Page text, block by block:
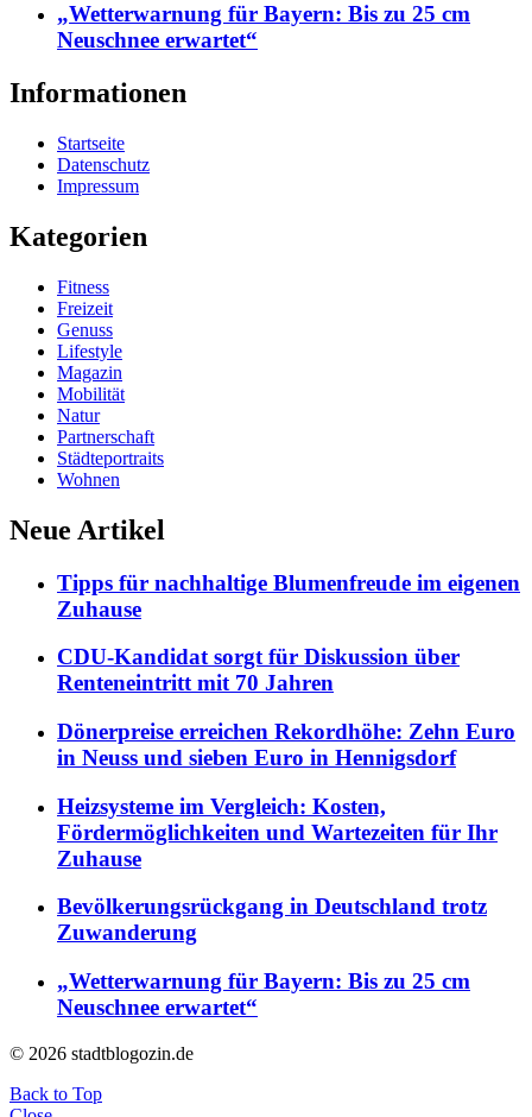
„Wetterwarnung für Bayern: Bis zu 25 cm
Neuschnee erwartet“
Informationen
Startseite
Datenschutz
Impressum
Kategorien
Fitness
Freizeit
Genuss
Lifestyle
Magazin
Mobilität
Natur
Partnerschaft
Städteportraits
Wohnen
Neue Artikel
Tipps für nachhaltige Blumenfreude im eigenen
Zuhause
CDU-Kandidat sorgt für Diskussion über
Renteneintritt mit 70 Jahren
Dönerpreise erreichen Rekordhöhe: Zehn Euro
in Neuss und sieben Euro in Hennigsdorf
Heizsysteme im Vergleich: Kosten,
Fördermöglichkeiten und Wartezeiten für Ihr
Zuhause
Bevölkerungsrückgang in Deutschland trotz
Zuwanderung
„Wetterwarnung für Bayern: Bis zu 25 cm
Neuschnee erwartet“
© 2026 stadtblogozin.de
Back to Top